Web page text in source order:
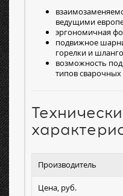
ведущими
эргономичная
подвижное
горелки и
возможность
типов
Производитель
Цена, руб.